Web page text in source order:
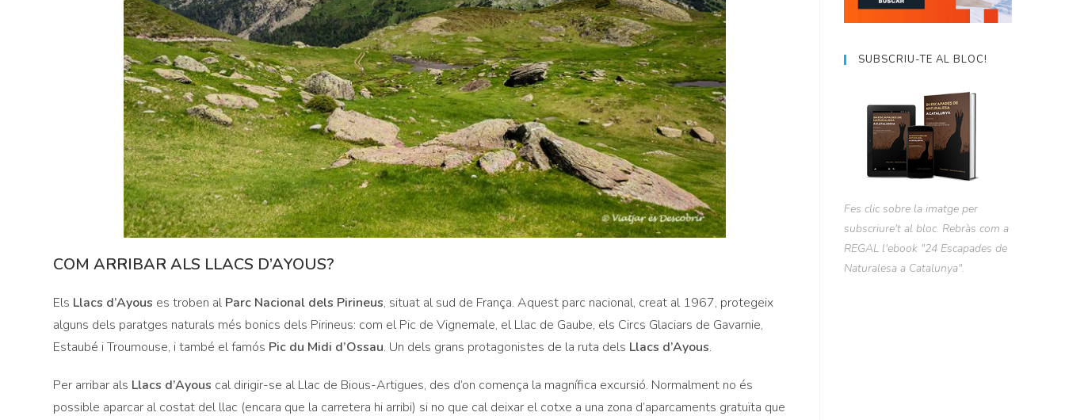
COM ARRIBAR ALS LLACS D’AYOUS?
Els Llacs d’Ayous es troben al Parc Nacional dels Pirineus, situat al sud de França. Aquest parc nacional, creat al 1967, protegeix
alguns dels paratges naturals més bonics dels Pirineus: com el Pic de Vignemale, el Llac de Gaube, els Circs Glaciars de Gavarnie,
Estaubé i Troumouse, i també el famós Pic du Midi d’Ossau. Un dels grans protagonistes de la ruta dels Llacs d’Ayous.
Per arribar als Llacs d’Ayous cal dirigir-se al Llac de Bious-Artigues, des d’on comença la magnífica excursió. Normalment no és
possible aparcar al costat del llac (encara que la carretera hi arribi) si no que cal deixar el cotxe a una zona d’aparcaments gratuïta que
SUBSCRIU-TE AL BLOC!
Fes clic sobre la imatge per
subscriure't al bloc. Rebràs com a
REGAL l'ebook "24 Escapades de
Naturalesa a Catalunya".